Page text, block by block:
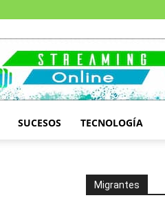
SUCESOS TECNOLOGÍA
Migrantes